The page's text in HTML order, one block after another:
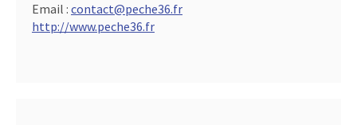
Email : contact@peche36.fr
http://www.peche36.fr